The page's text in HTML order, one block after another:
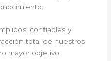
confiables y
total de nuestros
mayor objetivo.